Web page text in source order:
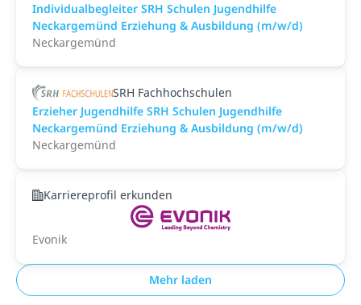
Individualbegleiter SRH Schulen Jugendhilfe
Neckargemünd Erziehung & Ausbildung (m/w/d)
Neckargemünd
SRH Fachhochschulen
Erzieher Jugendhilfe SRH Schulen Jugendhilfe
Neckargemünd Erziehung & Ausbildung (m/w/d)
Neckargemünd
Karriereprofil erkunden
Evonik
Mehr laden